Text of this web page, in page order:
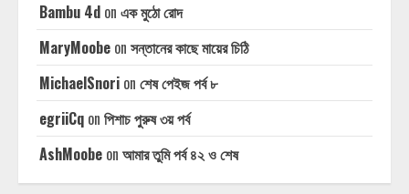
Bambu 4d on এক মুঠো রোদ
MaryMoobe on সন্তানের কাছে মায়ের চিঠি
MichaelSnori on শেষ পেইজ পর্ব ৮
egriiCq on পিশাচ পুরুষ ৩য় পর্ব
AshMoobe on আমার তুমি পর্ব ৪২ ও শেষ